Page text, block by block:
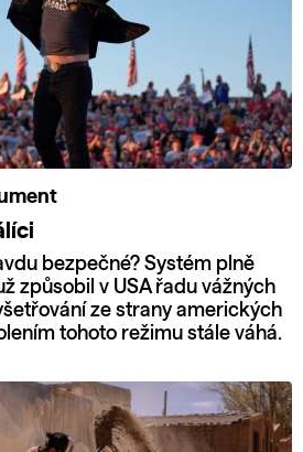
bezpečné? Systém plně
způsobil v USA řadu vážných
ze strany amerických
tohoto režimu stále váhá.